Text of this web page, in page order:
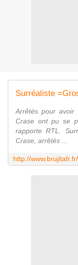
Arrêtés pour avoir
Crase ont pu se
rapporte RTL.
Crase, arrêtés ...